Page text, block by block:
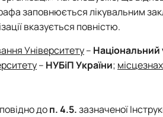
лабораторії
наукова лабораторія розвитку
конференція, присвячена 75-
справи та туризму
заповнюється лікувальним
вказується повністю.
Університету– Національний
– НУБіП України;
доп. 4.5.зазначеної